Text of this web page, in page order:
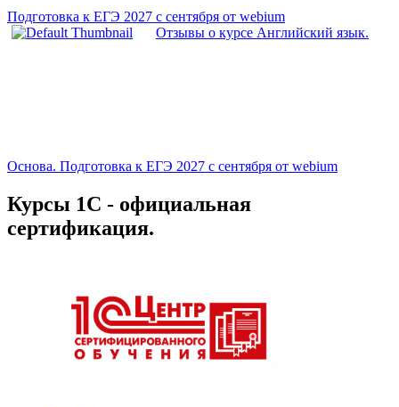
Подготовка к ЕГЭ 2027 с сентября от webium
Отзывы о курсе Английский язык.
Основа. Подготовка к ЕГЭ 2027 с сентября от webium
Курсы 1С - официальная
сертификация.